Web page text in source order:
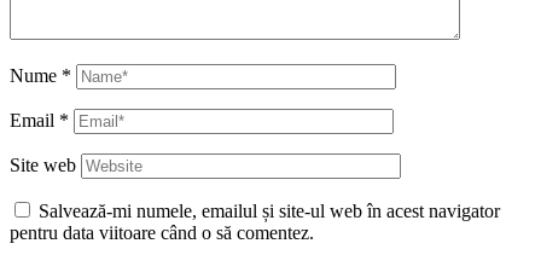
Nume *
Email *
Site web
Salvează-mi numele, emailul și site-ul web în acest navigator
pentru data viitoare când o să comentez.